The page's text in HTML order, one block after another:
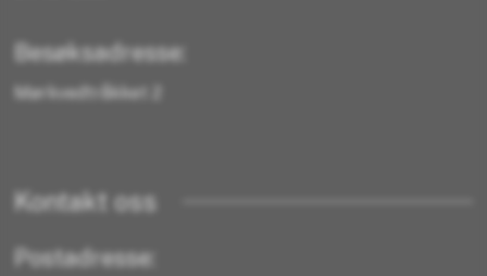
Besøksadresse:
Mørkvedtråkket 2
Kontakt oss
Postadresse: